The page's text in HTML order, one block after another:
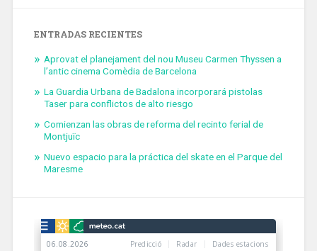
ENTRADAS RECIENTES
Aprovat el planejament del nou Museu Carmen Thyssen a
l’antic cinema Comèdia de Barcelona
La Guardia Urbana de Badalona incorporará pistolas
Taser para conflictos de alto riesgo
Comienzan las obras de reforma del recinto ferial de
Montjuïc
Nuevo espacio para la práctica del skate en el Parque del
Maresme